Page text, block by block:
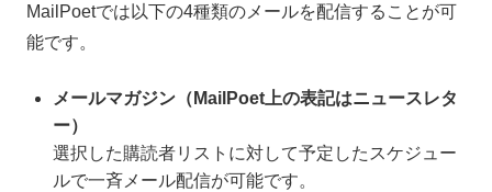
MailPoetでは以下の4種類のメールを配信することが可
能です。
メールマガジン（MailPoet上の表記はニュースレタ
ー）
選択した購読者リストに対して予定したスケジュー
ルで一斉メール配信が可能です。